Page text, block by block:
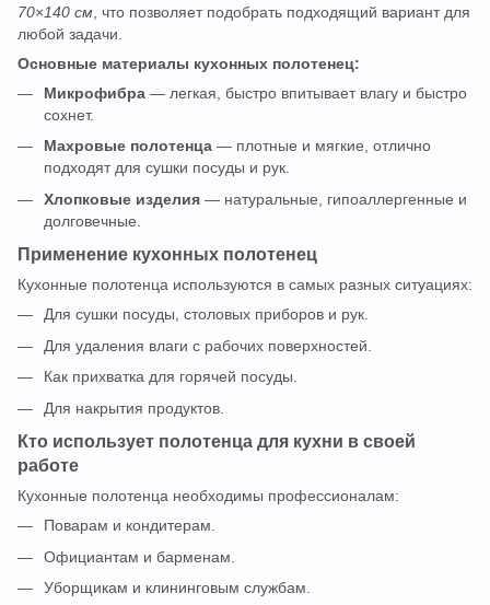
70×140 см , что позволяет подобрать подходящий вариант для
любой задачи.
Основные материалы кухонных полотенец:
Микрофибра — легкая, быстро впитывает влагу и быстро
сохнет.
Махровые полотенца — плотные и мягкие, отлично
подходят для сушки посуды и рук.
Хлопковые изделия — натуральные, гипоаллергенные и
долговечные.
Применение кухонных полотенец
Кухонные полотенца используются в самых разных ситуациях:
Для сушки посуды, столовых приборов и рук.
Для удаления влаги с рабочих поверхностей.
Как прихватка для горячей посуды.
Для накрытия продуктов.
Кто использует полотенца для кухни в своей
работе
Кухонные полотенца необходимы профессионалам:
Поварам и кондитерам.
Официантам и барменам.
Уборщикам и клининговым службам.